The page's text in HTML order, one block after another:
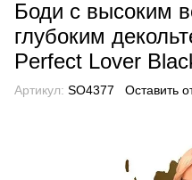
Боди с высоким
глубоким
Perfect Lover
Артикул: SO4377 Оставить